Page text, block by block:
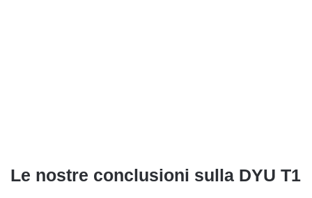
Le nostre conclusioni sulla DYU T1